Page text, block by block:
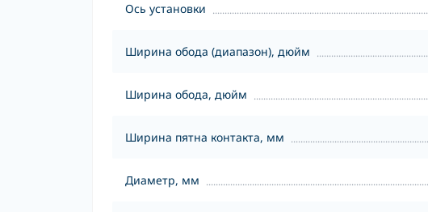
Ось установки
Ширина обода (диапазон), дюйм
Ширина обода, дюйм
Ширина пятна контакта, мм
Диаметр, мм